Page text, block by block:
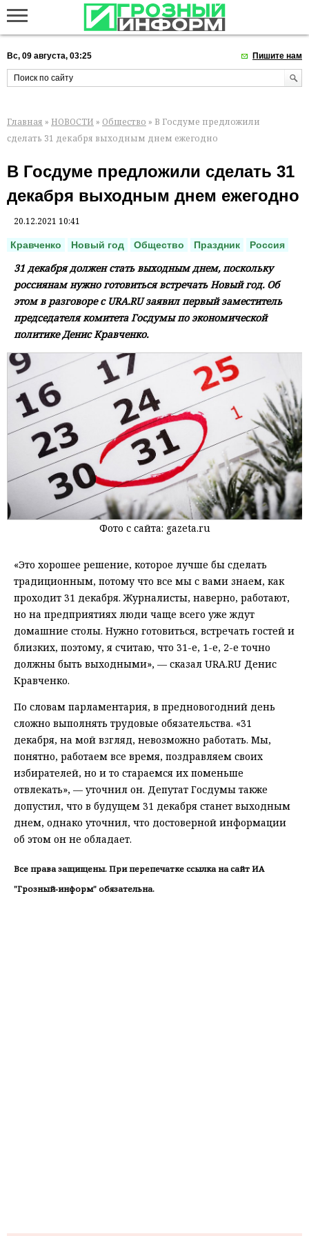
Вс, 09 августа, 03:25 Пишите нам
Главная » НОВОСТИ » Общество » В Госдуме предложили
сделать 31 декабря выходным днем ежегодно
В Госдуме предложили сделать 31
декабря выходным днем ежегодно
20.12.2021 10:41
Кравченко Новый год Общество Праздник Россия
31 декабря должен стать выходным днем, поскольку
россиянам нужно готовиться встречать Новый год. Об
этом в разговоре с URA.RU заявил первый заместитель
председателя комитета Госдумы по экономической
политике Денис Кравченко.
Фото с сайта: gazeta.ru
«Это хорошее решение, которое лучше бы сделать
традиционным, потому что все мы с вами знаем, как
проходит 31 декабря. Журналисты, наверно, работают,
но на предприятиях люди чаще всего уже ждут
домашние столы. Нужно готовиться, встречать гостей и
близких, поэтому, я считаю, что 31-е, 1-е, 2-е точно
должны быть выходными», — сказал URA.RU Денис
Кравченко.
По словам парламентария, в предновогодний день
сложно выполнять трудовые обязательства. «31
декабря, на мой взгляд, невозможно работать. Мы,
понятно, работаем все время, поздравляем своих
избирателей, но и то стараемся их поменьше
отвлекать», — уточнил он. Депутат Госдумы также
допустил, что в будущем 31 декабря станет выходным
днем, однако уточнил, что достоверной информации
об этом он не обладает.
Все права защищены. При перепечатке ссылка на сайт ИА
"Грозный-информ" обязательна.